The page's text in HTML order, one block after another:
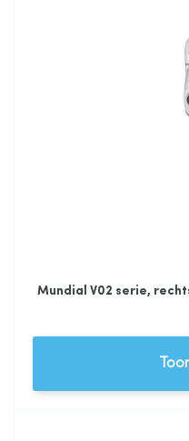
Mundial V02 serie,